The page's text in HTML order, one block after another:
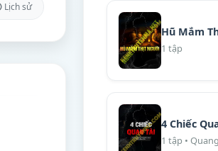
Lịch sử
Hũ Mắm
1 tập
4 Chiếc
1 tập •